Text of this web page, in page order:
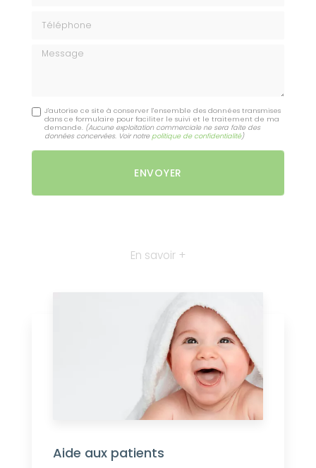
Message
J'autorise ce site à conserver l'ensemble des données transmises
dans ce formulaire pour faciliter le suivi et le traitement de ma
demande. (Aucune exploitation commerciale ne sera faite des
données concervées. Voir notre politique de confidentialité)
En savoir +
Aide aux patients